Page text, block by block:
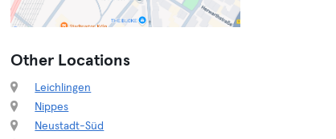
Other Locations
Leichlingen
Nippes
Neustadt-Süd